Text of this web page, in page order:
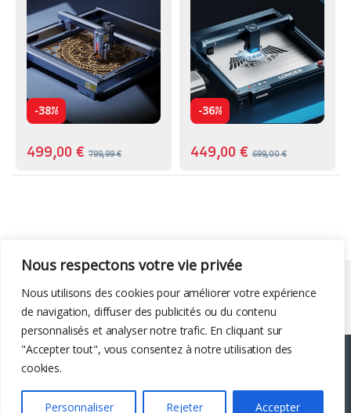
Nous respectons votre vie privée
Nous utilisons des cookies pour améliorer votre expérience
de navigation, diffuser des publicités ou du contenu
personnalisés et analyser notre trafic. En cliquant sur
"Accepter tout", vous consentez à notre utilisation des
cookies.
Personnaliser Rejeter Accepter
-38%
499,00€ 799,99€
-36%
449,00€ 699,00€
Liens utiles